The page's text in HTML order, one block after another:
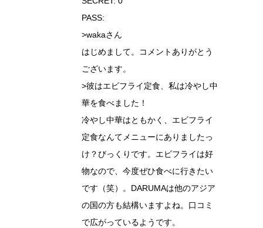
PASS:
>wakaさん
はじめまして。コメントありがとう
ございます。
>彼はエビフライ定食、私は冷やし中
華を食べました！
冷やし中華はともかく、エビフライ
定食なんてメニューにありましたっ
け？びっくりです。エビフライは好
物なので、今度ぜひ食べに行きたい
です（笑）。DARUMAは他のアジア
の国の方も結構いますよね。口コミ
で広がっているようです。